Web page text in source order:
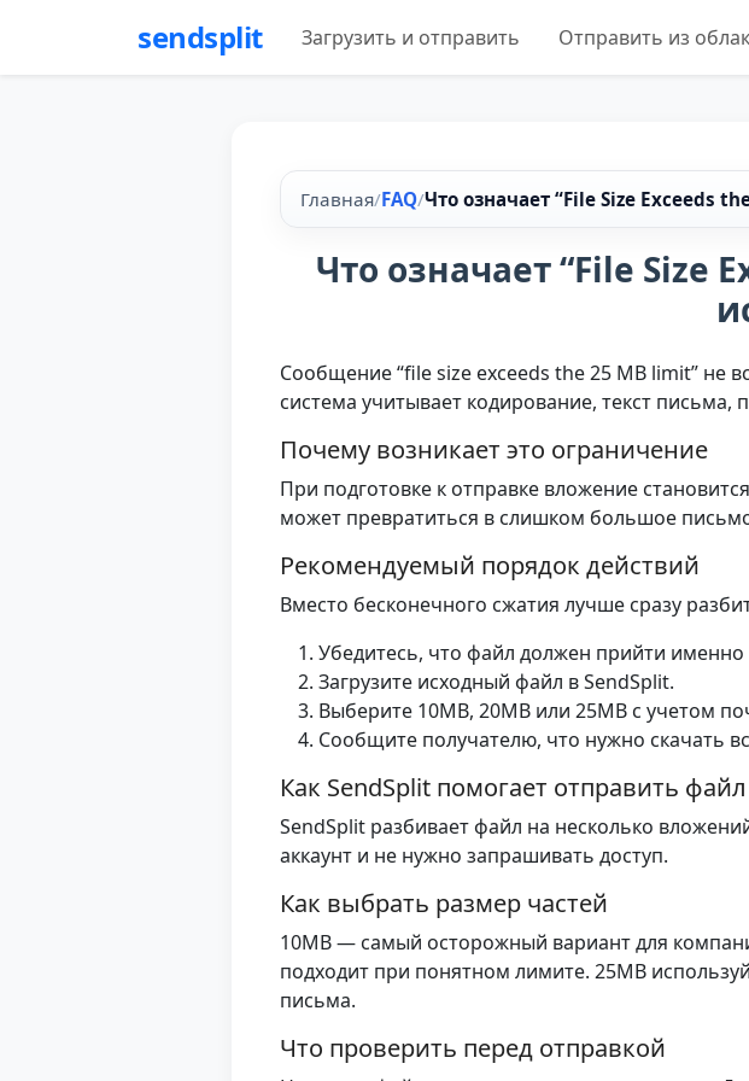
sendsplit Загрузить и отправить Отправить из
Главная/FAQ/Что означает “File Size Exceeds
Что означает “File Size
Сообщение “file size exceeds the 25 MB limit” не
система учитывает кодирование, текст письма,
Почему возникает это ограничение
При подготовке к отправке вложение
может превратиться в слишком большое
Рекомендуемый порядок действий
Вместо бесконечного сжатия лучше сразу
Убедитесь, что файл должен прийти
Загрузите исходный файл в SendSplit.
Выберите 10MB, 20MB или 25MB с учетом
Сообщите получателю, что нужно скачать
Как SendSplit помогает отправить файл
SendSplit разбивает файл на несколько
аккаунт и не нужно запрашивать доступ.
Как выбрать размер частей
10MB — самый осторожный вариант для
подходит при понятном лимите. 25MB
письма.
Что проверить перед отправкой